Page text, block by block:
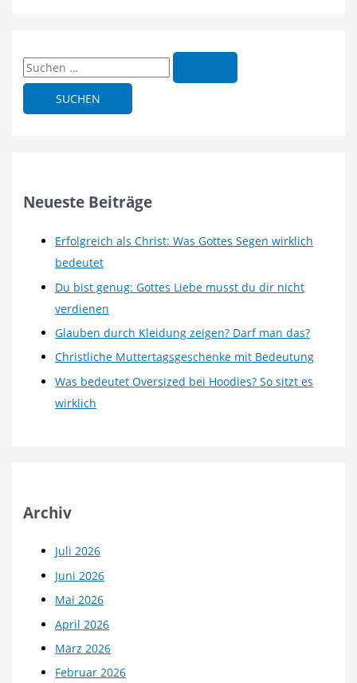
S
u
a
Neueste Beiträge
Erfolgreich als Christ: Was Gottes Segen wirklich
bedeutet
Du bist genug: Gottes Liebe musst du dir nicht
verdienen
Glauben durch Kleidung zeigen? Darf man das?
Christliche Muttertagsgeschenke mit Bedeutung
Was bedeutet Oversized bei Hoodies? So sitzt es
wirklich
Archiv
Juli 2026
Juni 2026
Mai 2026
April 2026
März 2026
Februar 2026